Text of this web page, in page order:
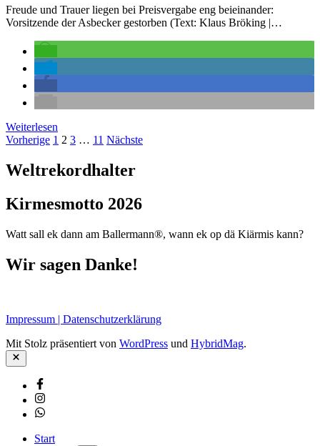
Freude und Trauer liegen bei Preisvergabe eng beieinander:
Vorsitzende der Asbecker gestorben (Text: Klaus Bröking |…
Ehrlicher
Jubel
für
den
Platz
Weiterlesen
Seitennummerierung
der
Beiträge
Vorherige 1 2 3 … 11 Nächste
Weltrekordhalter
Kirmesmotto 2026
Watt sall ek dann am Ballermann®, wann ek op dä Kiärmis kann?
Wir sagen Danke!
Impressum | Datenschutzerklärung
Mit Stolz präsentiert von WordPress und HybridMag.
Schließen
Facebook
Instagram
Whatsapp
Start